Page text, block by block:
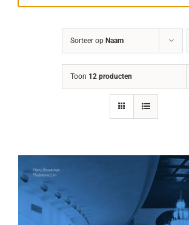
Sorteer op Naam
Toon 12 producten